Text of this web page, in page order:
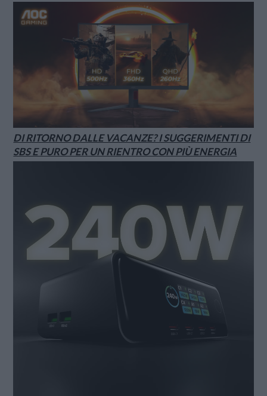
DI RITORNO DALLE VACANZE? I SUGGERIMENTI DI
SBS E PURO PER UN RIENTRO CON PIÙ ENERGIA